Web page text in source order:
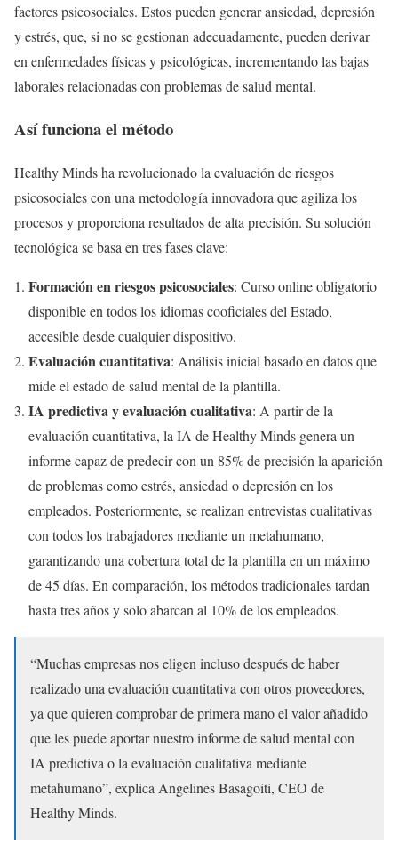
factores psicosociales. Estos pueden generar ansiedad, depresión
y estrés, que, si no se gestionan adecuadamente, pueden derivar
en enfermedades físicas y psicológicas, incrementando las bajas
laborales relacionadas con problemas de salud mental.
Así funciona el método
Healthy Minds ha revolucionado la evaluación de riesgos
psicosociales con una metodología innovadora que agiliza los
procesos y proporciona resultados de alta precisión. Su solución
tecnológica se basa en tres fases clave:
Formación en riesgos psicosociales: Curso online obligatorio
disponible en todos los idiomas cooficiales del Estado,
accesible desde cualquier dispositivo.
Evaluación cuantitativa: Análisis inicial basado en datos que
mide el estado de salud mental de la plantilla.
IA predictiva y evaluación cualitativa: A partir de la
evaluación cuantitativa, la IA de Healthy Minds genera un
informe capaz de predecir con un 85% de precisión la aparición
de problemas como estrés, ansiedad o depresión en los
empleados. Posteriormente, se realizan entrevistas cualitativas
con todos los trabajadores mediante un metahumano,
garantizando una cobertura total de la plantilla en un máximo
de 45 días. En comparación, los métodos tradicionales tardan
hasta tres años y solo abarcan al 10% de los empleados.
“Muchas empresas nos eligen incluso después de haber
realizado una evaluación cuantitativa con otros proveedores,
ya que quieren comprobar de primera mano el valor añadido
que les puede aportar nuestro informe de salud mental con
IA predictiva o la evaluación cualitativa mediante
metahumano”, explica Angelines Basagoiti, CEO de
Healthy Minds.